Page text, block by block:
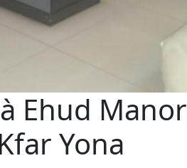
Ehud Manor
Yona